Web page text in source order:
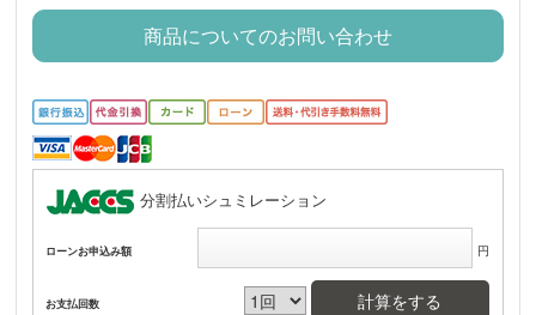
商品についてのお問い合わせ
分割払いシュミレーション
ローンお申込み額 円
お支払回数 計算をする